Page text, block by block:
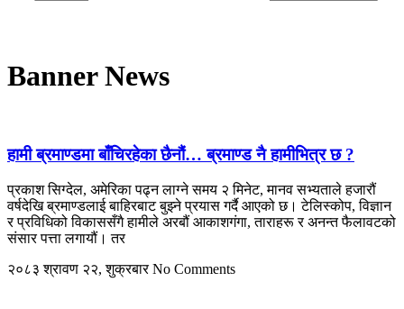
Banner News
हामी ब्रमाण्डमा बाँचिरहेका छैनौं… ब्रमाण्ड नै हामीभित्र छ ?
प्रकाश सिग्देल, अमेरिका पढ्न लाग्ने समय २ मिनेट, मानव सभ्यताले हजारौं
वर्षदेखि ब्रमाण्डलाई बाहिरबाट बुझ्ने प्रयास गर्दै आएको छ। टेलिस्कोप, विज्ञान
र प्रविधिको विकाससँगै हामीले अरबौं आकाशगंगा, ताराहरू र अनन्त फैलावटको
संसार पत्ता लगायौं। तर
२०८३ श्रावण २२, शुक्रबारNo Comments